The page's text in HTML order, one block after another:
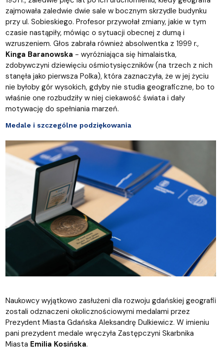
zajmowała zaledwie dwie sale w bocznym skrzydle budynku
przy ul. Sobieskiego. Profesor przywołał zmiany, jakie w tym
czasie nastąpiły, mówiąc o sytuacji obecnej z dumą i
wzruszeniem. Głos zabrała również absolwentka z 1999 r.,
Kinga Baranowska - wyróżniająca się himalaistka,
zdobywczyni dziewięciu ośmiotysięczników (na trzech z nich
stanęła jako pierwsza Polka), która zaznaczyła, że w jej życiu
nie byłoby gór wysokich, gdyby nie studia geograficzne, bo to
właśnie one rozbudziły w niej ciekawość świata i dały
motywację do spełniania marzeń.
Medale i szczególne podziękowania
Naukowcy wyjątkowo zasłużeni dla rozwoju gdańskiej geografii
zostali odznaczeni okolicznościowymi medalami przez
Prezydent Miasta Gdańska Aleksandrę Dulkiewicz. W imieniu
pani prezydent medale wręczyła Zastępczyni Skarbnika
Miasta Emilia Kosińska.